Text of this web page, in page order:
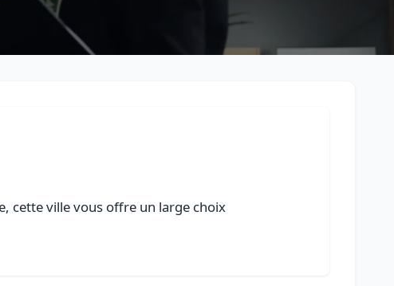
cette ville vous offre un large choix